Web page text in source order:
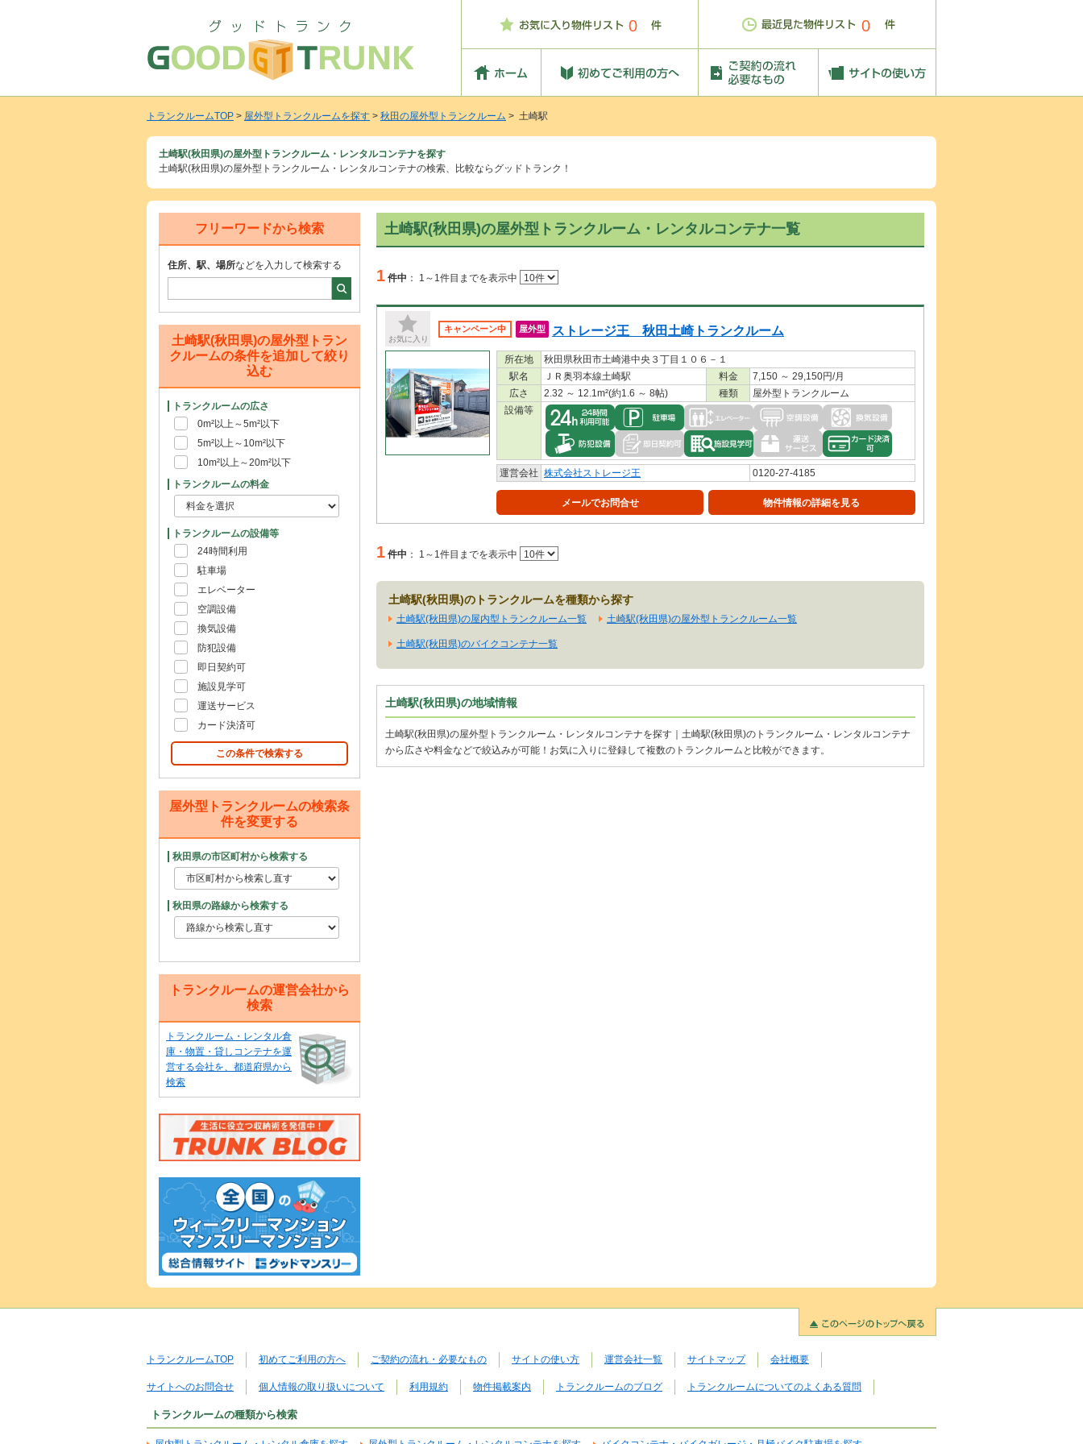
0 0
トランクルームTOP > 屋外型トランクルームを探す > 秋田の屋外型トランクルーム > 土崎駅
土崎駅(秋田県)の屋外型トランクルーム・レンタルコンテナを探す
土崎駅(秋田県)の屋外型トランクルーム・レンタルコンテナの検索、比較ならグッドトランク！
土崎駅(秋田県)の屋外型トランクルーム・レンタルコンテナ一覧
1 件中 ： 1～1件目までを表示中
お気に入り
キャンペーン中 屋外型 ストレージ王 秋田土崎トランクルーム
所在地
秋田県秋田市土崎港中央３丁目１０６－１
駅名
ＪＲ奥羽本線土崎駅 料金
7,150 ～ 29,150円/月
広さ
2.32 ～ 12.1m²(約1.6 ～ 8帖) 種類
屋外型トランクルーム
設備等
運営会社 株式会社ストレージ王 0120-27-4185
メールでお問合せ 物件情報の詳細を見る
1 件中 ： 1～1件目までを表示中
土崎駅(秋田県)のトランクルームを種類から探す
土崎駅(秋田県)の屋内型トランクルーム一覧 土崎駅(秋田県)の屋外型トランクルーム一覧
土崎駅(秋田県)のバイクコンテナ一覧
土崎駅(秋田県)の地域情報
土崎駅(秋田県)の屋外型トランクルーム・レンタルコンテナを探す｜土崎駅(秋田県)のトランクルーム・レンタルコンテナ
から広さや料金などで絞込みが可能！お気に入りに登録して複数のトランクルームと比較ができます。
フリーワードから検索
住所、駅、場所などを入力して検索する
土崎駅(秋田県)の屋外型トラン
クルームの条件を追加して絞り
込む
トランクルームの広さ
0m²以上～5m²以下
5m²以上～10m²以下
10m²以上～20m²以下
トランクルームの料金
トランクルームの設備等
24時間利用
駐車場
エレベーター
空調設備
換気設備
防犯設備
即日契約可
施設見学可
運送サービス
カード決済可
この条件で検索する
屋外型トランクルームの検索条
件を変更する
秋田県の市区町村から検索する
秋田県の路線から検索する
トランクルームの運営会社から
検索
トランクルーム・レンタル倉
庫・物置・貸しコンテナを運
営する会社を、都道府県から
検索
トランクルームTOP 初めてご利用の方へ ご契約の流れ・必要なもの サイトの使い方 運営会社一覧 サイトマップ 会社概要
サイトへのお問合せ 個人情報の取り扱いについて 利用規約 物件掲載案内 トランクルームのブログ トランクルームについてのよくある質問
トランクルームの種類から検索